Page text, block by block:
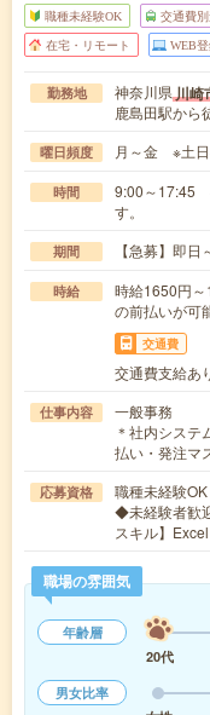
職種未経験OK 交通費
在宅・リモート WEB
勤務地 神奈川県川崎
鹿島田駅から
曜日頻度 月～金 ※土
時間
9:00～17:45
す。
期間 【急募】即
時給
時給1650円
の前払いが可
交通費
交通費支給あ
仕事内容
一般事務
＊社内システ
払い・発注マ
応募資格
職種未経験
◆未経験者歓
スキル】
職場の雰囲気
年齢層
20代
男女比率